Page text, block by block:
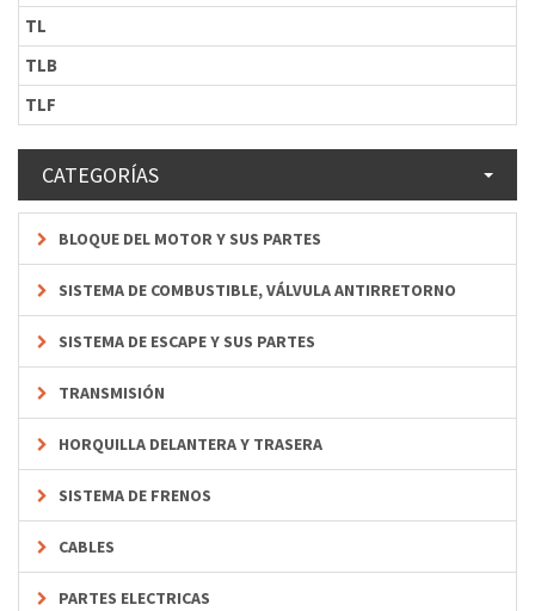
TL
TLB
TLF
CATEGORÍAS
BLOQUE DEL MOTOR Y SUS PARTES
SISTEMA DE COMBUSTIBLE, VÁLVULA ANTIRRETORNO
SISTEMA DE ESCAPE Y SUS PARTES
TRANSMISIÓN
HORQUILLA DELANTERA Y TRASERA
SISTEMA DE FRENOS
CABLES
PARTES ELECTRICAS